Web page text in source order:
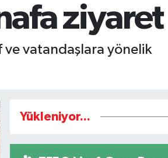
ziyaret
ve vatandaşlara yönelik
Yükleniyor...